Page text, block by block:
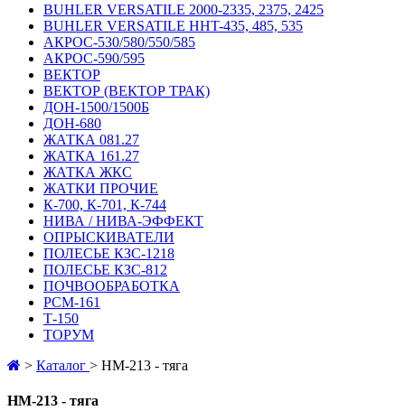
BUHLER VERSATILE 2000-2335, 2375, 2425
BUHLER VERSATILE HHT-435, 485, 535
АКРОС-530/580/550/585
АКРОС-590/595
ВЕКТОР
ВЕКТОР (ВЕКТОР ТРАК)
ДОН-1500/1500Б
ДОН-680
ЖАТКА 081.27
ЖАТКА 161.27
ЖАТКА ЖКС
ЖАТКИ ПРОЧИЕ
К-700, К-701, К-744
НИВА / НИВА-ЭФФЕКТ
ОПРЫСКИВАТЕЛИ
ПОЛЕСЬЕ КЗС-1218
ПОЛЕСЬЕ КЗС-812
ПОЧВООБРАБОТКА
РСМ-161
Т-150
ТОРУМ
> Каталог > HM-213 - тяга
HM-213 - тяга